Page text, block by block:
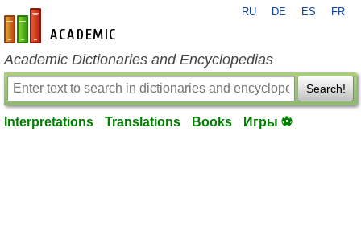
en-academic.com
RU DE ES FR
Academic Dictionaries and Encyclopedias
Search!
Interpretations Translations Books Игры ⚽